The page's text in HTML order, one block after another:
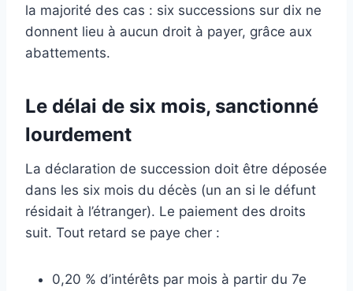
la majorité des cas : six successions sur dix ne
donnent lieu à aucun droit à payer, grâce aux
abattements.
Le délai de six mois, sanctionné
lourdement
La déclaration de succession doit être déposée
dans les six mois du décès (un an si le défunt
résidait à l’étranger). Le paiement des droits
suit. Tout retard se paye cher :
0,20 % d’intérêts par mois à partir du 7e